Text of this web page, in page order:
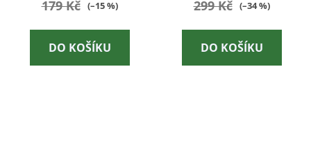
179 Kč (–15 %)
DO KOŠÍKU
299 Kč (–34 %)
DO KOŠÍKU